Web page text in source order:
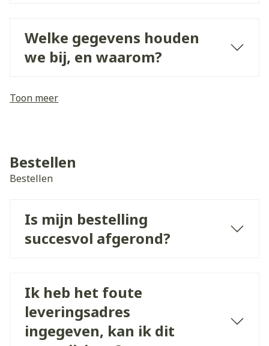
Welke gegevens houden
we bij, en waarom?
Toon meer
Bestellen
Bestellen
Is mijn bestelling
succesvol afgerond?
Ik heb het foute
leveringsadres
ingegeven, kan ik dit